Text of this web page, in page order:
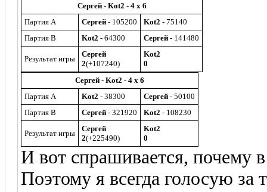
Сергей - Kot2 - 4 x 6
Партия A
Сергей - 105200 Kot2 - 75140
Партия B
Kot2 - 64300 Сергей - 141480
Результат игры
Сергей
2(+107240)
Kot2
0
Сергей - Kot2 - 4 x 6
Партия A
Kot2 - 38300 Сергей - 50100
Партия B
Сергей - 321920 Kot2 - 108230
Результат игры
Сергей
2(+225490)
Kot2
0
И вот спрашивается, почему
Поэтому я всегда голосую